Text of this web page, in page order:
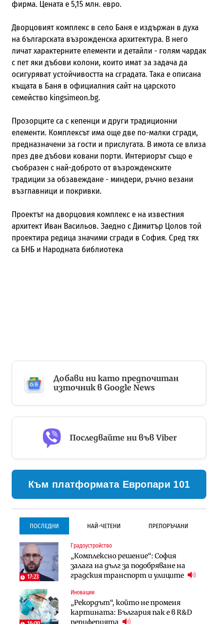
фирма. Цената е 5,15 млн. евро.
Дворцовият комплекс в село Баня е издържан в духа
на българската възрожденска архитектура. В него
личат характeрните елементи и детайли - голям чардак
с пет яки дъбови колони, които имат за задача да
осигуряват устойчивостта на сградата. Така е описана
къщата в Баня в официалния сайт на царското
семейство kingsimeon.bg.
Прозорците са с кепенци и други традиционни
елементи. Комплексът има още две по-малки сгради,
предназначени за гости и прислугата. В имота се влиза
през две дъбови ковани порти. Интериорът също е
съобразен с най-доброто от възрожденските
традиции за обзавеждане - миндери, ръчно везани
възглавници и покривки.
Проектът на дворцовия комплекс е на известния
архитект Иван Васильов. Заедно с Димитър Цолов той
проектира редица значими сгради в София. Сред тях
са БНБ и Народната библиотека
Добави ни като предпочитан
източник в Google News
Последвайте ни във Viber
Към платформата Европари 101
ПОСЛЕДНИ НАЙ-ЧЕТЕНИ ПРЕПОРЪЧАНИ
17:23
Градоустройство
„Комплексно решение“: София
залага на дълг за подобряване на
градския транспорт и улиците
Иновации
„Рекордът“, който не променя
картината: България пак е в R&D
периферията
Градоустройство
Столична община избра
изпълнител за преместването на
трамвайното трасе по бул.
Инфраструктура
Проектирането на тунела под
Петрохан ще върви паралелно с
Инфраструктура
Проектирането на тунела под
Петрохан ще върви паралелно с
екологичните оценки
Компании
„Хювефарма“ подписа договор за
придобиване на Euroapi Italy